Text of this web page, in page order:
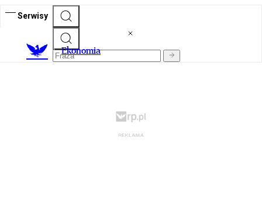
Serwisy
Ekonomia